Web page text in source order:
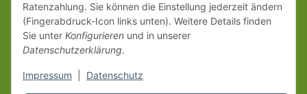
Ratenzahlung. Sie können die Einstellung jederzeit ändern
(Fingerabdruck-Icon links unten). Weitere Details finden
Sie unter Konfigurieren und in unserer
Datenschutzerklärung.
Impressum Datenschutz